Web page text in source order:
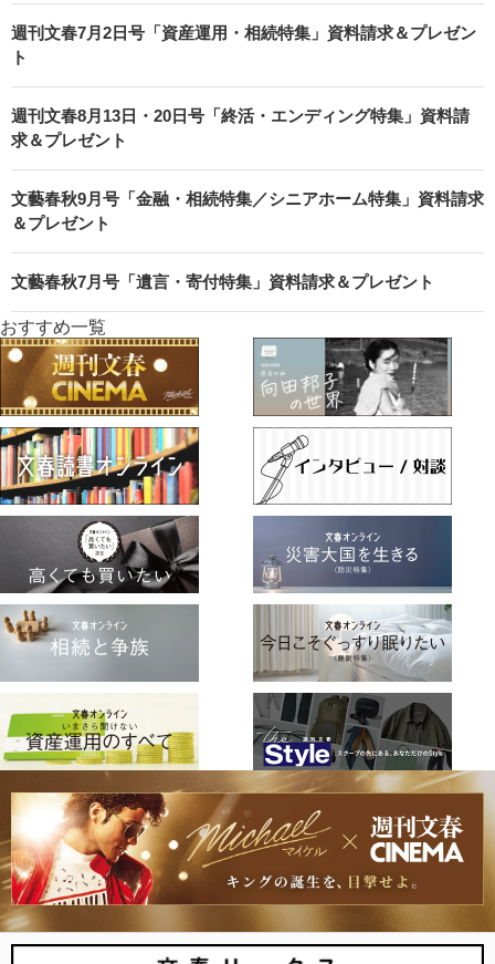
週刊文春7月2日号「資産運用・相続特集」資料請求＆プレゼン
ト
週刊文春8月13日・20日号「終活・エンディング特集」資料請
求＆プレゼント
文藝春秋9月号「金融・相続特集／シニアホーム特集」資料請求
＆プレゼント
文藝春秋7月号「遺言・寄付特集」資料請求＆プレゼント
おすすめ一覧